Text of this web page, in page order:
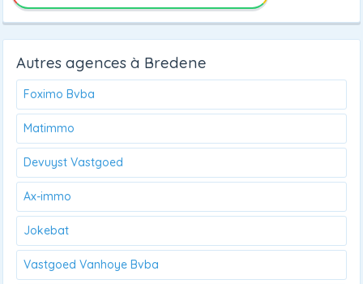
Autres agences à Bredene
Foximo Bvba
Matimmo
Devuyst Vastgoed
Ax-immo
Jokebat
Vastgoed Vanhoye Bvba